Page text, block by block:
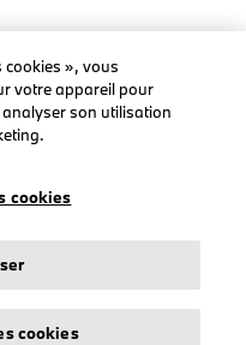
cookies », vous
votre appareil pour
son utilisation
cookies
cookies